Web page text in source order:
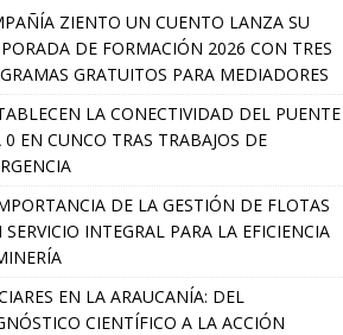
ZIENTO UN CUENTO LANZA SU
DE FORMACIÓN 2026 CON TRES
GRATUITOS PARA MEDIADORES
LA CONECTIVIDAD DEL PUENTE
0 EN CUNCO TRAS TRABAJOS DE
DE LA GESTIÓN DE FLOTAS
SERVICIO INTEGRAL PARA LA EFICIENCIA
EN LA ARAUCANÍA: DEL
CIENTÍFICO A LA ACCIÓN